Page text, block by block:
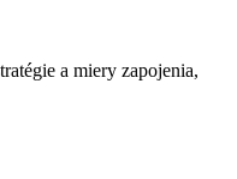
a miery zapojenia,